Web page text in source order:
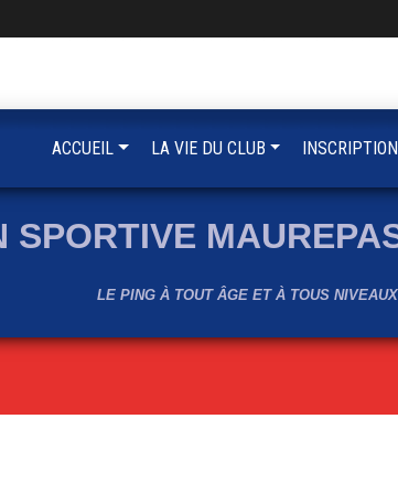
SPORTIVE
LE PING À TOUT ÂGE ET À TOUS NIVEAUX
ACCUEIL LA VIE DU CLUB